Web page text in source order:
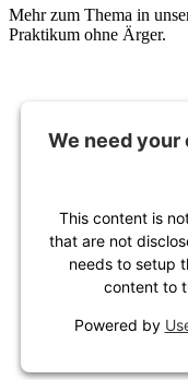
Mehr zum Thema in
Praktikum ohne Ärger.
We need
This content is
that are not
needs to setup
content to
Powered by